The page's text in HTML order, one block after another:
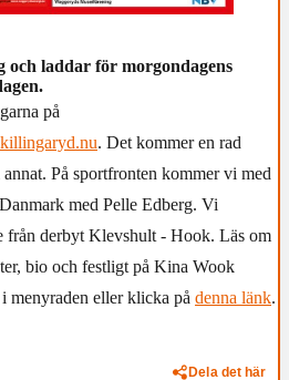
och laddar för morgondagens
på
. Det kommer en rad
På sportfronten kommer vi med
med Pelle Edberg. Vi
från derbyt Klevshult - Hook. Läs om
bio och festligt på Kina Wook
menyraden eller klicka på denna länk.
Dela det här